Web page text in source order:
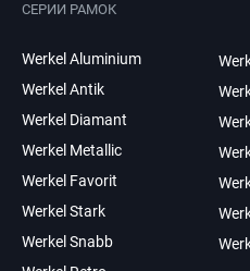
СЕРИИ РАМОК
Werkel Aluminium
Werkel Antik
Werkel Diamant
Werkel Metallic
Werkel Favorit
Werkel Stark
Werkel Snabb